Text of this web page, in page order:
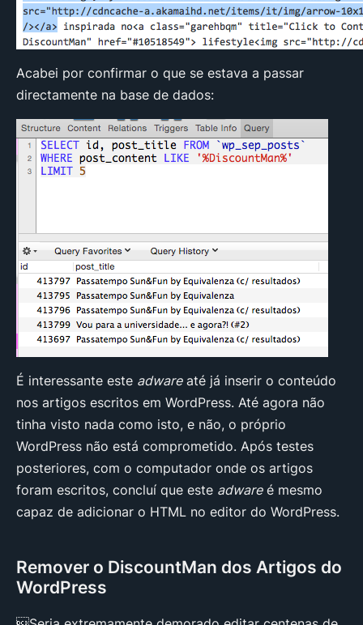
Acabei por confirmar o que se estava a passar
directamente na base de dados:
É interessante este adwareaté já inserir o conteúdo
nos artigos escritos em WordPress. Até agora não
tinha visto nada como isto, e não, o próprio
WordPress não está comprometido. Após testes
posteriores, com o computador onde os artigos
foram escritos, concluí que este adwareé mesmo
capaz de adicionar o HTML no editor do WordPress.
Remover o DiscountMan dos Artigos do
WordPress